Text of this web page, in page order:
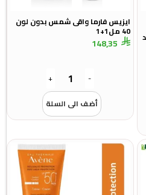
ايزيس فارما واقى شمس بدون لون
148,35
+
أضف الى السلة